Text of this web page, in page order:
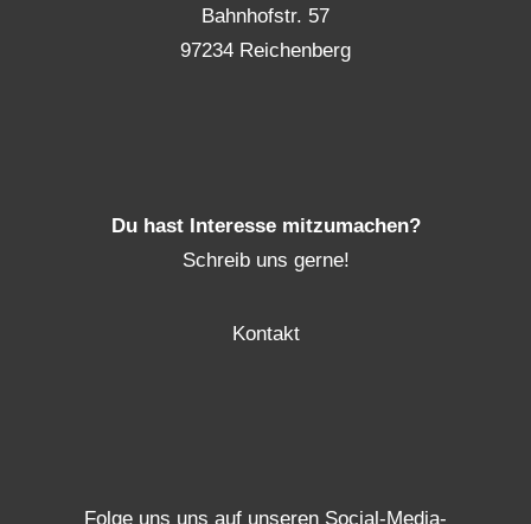
Bahnhofstr. 57
97234 Reichenberg
Du hast Interesse mitzumachen?
Schreib uns gerne!
Kontakt
Folge uns uns auf unseren Social-Media-